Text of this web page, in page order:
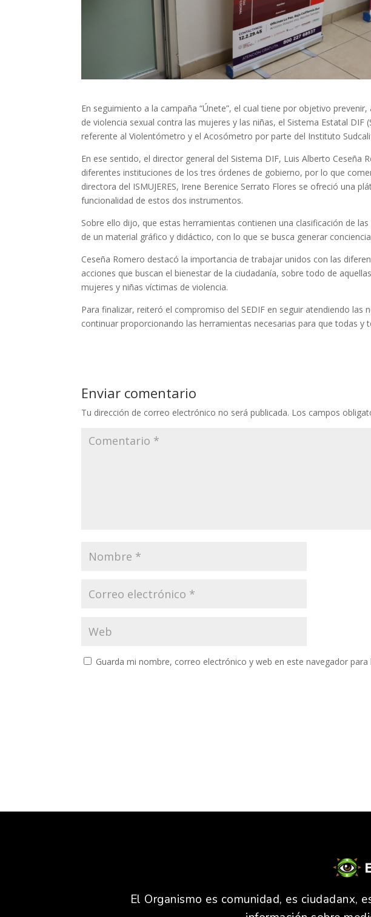
En seguimiento a la campaña “Únete”, el cual tiene por objetivo
de violencia sexual contra las mujeres y las niñas, el Sistema Estatal DIF
referente al Violentómetro y el Acosómetro por parte del Instituto
En ese sentido, el director general del Sistema DIF, Luis Alberto Ceseña
diferentes instituciones de los tres órdenes de gobierno, por lo que
directora del ISMUJERES, Irene Berenice Serrato Flores se ofreció una
funcionalidad de estos dos instrumentos.
Sobre ello dijo, que estas herramientas contienen una clasificación de
de un material gráfico y didáctico, con lo que se busca generar
Ceseña Romero destacó la importancia de trabajar unidos con las
acciones que buscan el bienestar de la ciudadanía, sobre todo de
mujeres y niñas víctimas de violencia.
Para finalizar, reiteró el compromiso del SEDIF en seguir atendiendo las
continuar proporcionando las herramientas necesarias para que todas y
Enviar comentario
Tu dirección de correo electrónico no será publicada. Los campos
Guarda mi nombre, correo electrónico y web en este navegador
El Organismo es comunidad, es ciudadanx,